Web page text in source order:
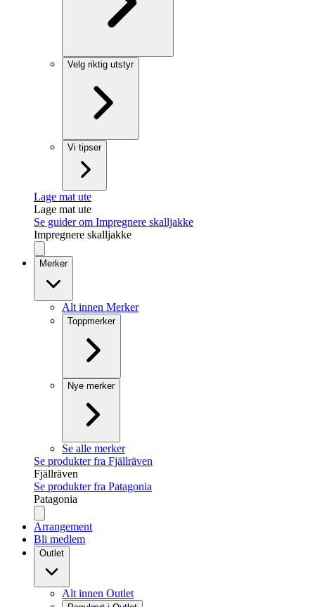
Velg riktig utstyr
Vi tipser
Lage mat ute
Lage mat ute
Se guider om Impregnere skalljakke
Impregnere skalljakke
Merker
Alt innen Merker
Toppmerker
Nye merker
Se alle merker
Se produkter fra Fjällräven
Fjällräven
Se produkter fra Patagonia
Patagonia
Arrangement
Bli medlem
Outlet
Alt innen Outlet